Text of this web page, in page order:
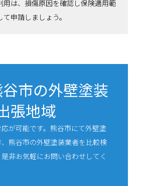
用は、損傷原因を確認し保険適用範
申請しましょう。
市の外壁塗装
張地域
が可能です。熊谷市にて外壁塗
熊谷市の外壁塗装業者を比較検
非お気軽にお問い合わせしてく